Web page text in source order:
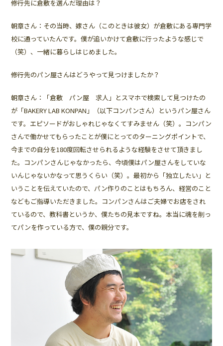
――修行先に倉敷を選んだ理由は？
朝章さん：その当時、嫁さん（このときは彼女）が倉敷にある専門学
校に通っていたんです。僕が追いかけて倉敷に行ったような感じで
（笑）、一緒に暮らしはじめました。
――修行先のパン屋さんはどうやって見つけましたか？
朝章さん：「倉敷 パン屋 求人」とスマホで検索して見つけたの
が「BAKERY LAB KONPAN」（以下コンパンさん）というパン屋さん
です。エピソードがおしゃれじゃなくてすみません（笑）。コンパン
さんで働かせてもらったことが僕にとってのターニングポイントで、
今までの自分を180度回転させられるような経験をさせて頂きまし
た。コンパンさんじゃなかったら、今頃僕はパン屋さんをしていな
いんじゃないかなって思うくらい（笑）。最初から「独立したい」と
いうことを伝えていたので、パン作りのことはもちろん、経営のこと
などもご指導いただきました。コンパンさんはご夫婦でお店をされ
ているので、教科書というか、僕たちの見本ですね。本当に魂を削っ
てパンを作っている方で、僕の親分です。